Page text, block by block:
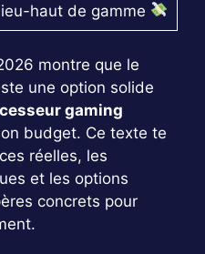
haut de gamme
montre que le
une option solide
gaming
budget. Ce texte te
réelles, les
et les options
concrets pour